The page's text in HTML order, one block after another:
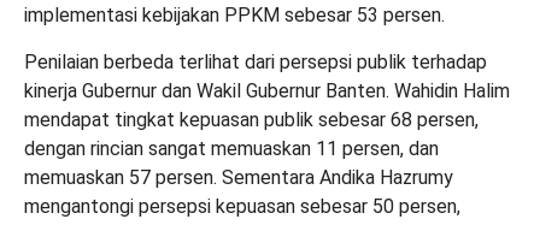
implementasi kebijakan PPKM sebesar 53 persen.
Penilaian berbeda terlihat dari persepsi publik terhadap
kinerja Gubernur dan Wakil Gubernur Banten. Wahidin Halim
mendapat tingkat kepuasan publik sebesar 68 persen,
dengan rincian sangat memuaskan 11 persen, dan
memuaskan 57 persen. Sementara Andika Hazrumy
mengantongi persepsi kepuasan sebesar 50 persen,